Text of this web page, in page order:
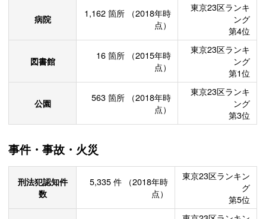
病院 1,162 箇所
（2018年時
点）
東京23区ランキ
ング
第4位
図書館 16 箇所
（2015年時
点）
東京23区ランキ
ング
第1位
公園 563 箇所
（2018年時
点）
東京23区ランキ
ング
第3位
事件・事故・火災
刑法犯認知件
数
5,335 件
（2018年時
点）
東京23区ランキン
グ
第5位